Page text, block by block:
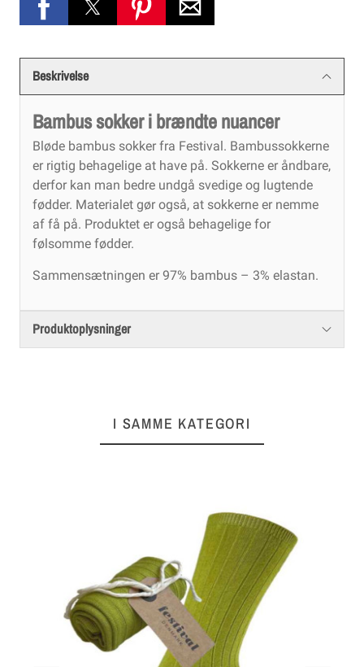
Beskrivelse
Bambus sokker i brændte nuancer
Bløde bambus sokker fra Festival. Bambussokkerne
er rigtig behagelige at have på. Sokkerne er åndbare,
derfor kan man bedre undgå svedige og lugtende
fødder. Materialet gør også, at sokkerne er nemme
af få på. Produktet er også behagelige for
følsomme fødder.
Sammensætningen er 97% bambus – 3% elastan.
Produktoplysninger
I SAMME KATEGORI